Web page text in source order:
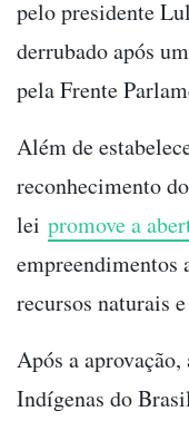
pelo presidente
derrubado após
pela Frente
Além de
reconhecimento
lei promove a
empreendimentos
recursos naturais
Após a
Indígenas do